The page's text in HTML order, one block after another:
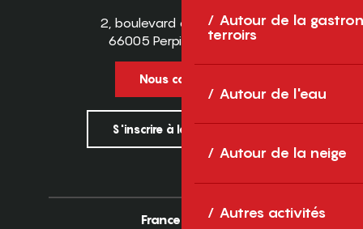
Autour de la
terroirs
Autour de l'eau
Autour de la neige
Autres activités
2, boulevard des Pyrénées
66005 Perpignan Cedex
Nous contacter
S'inscrire à la newsletter
France Europe